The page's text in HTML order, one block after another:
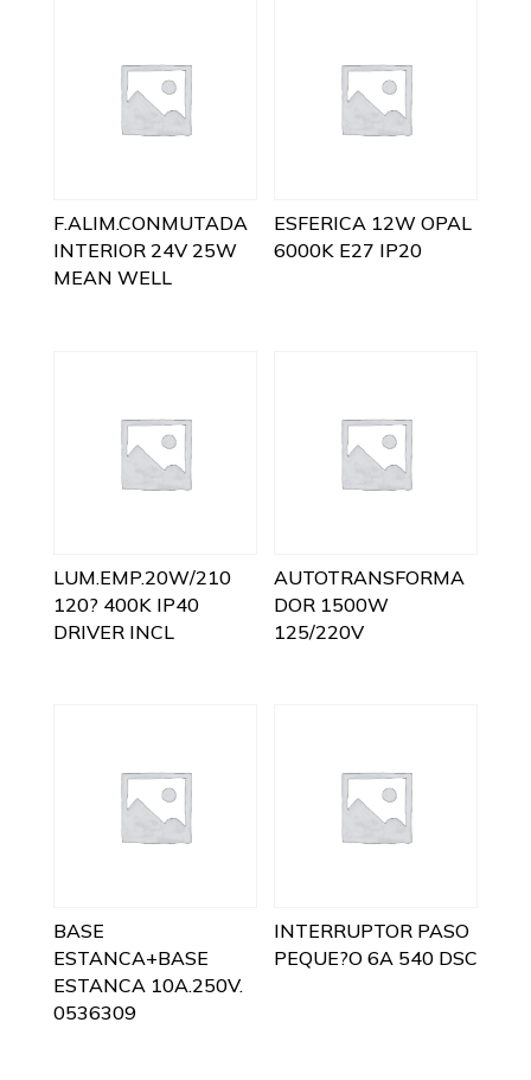
F.ALIM.CONMUTADA
INTERIOR 24V 25W
MEAN WELL
ESFERICA 12W OPAL
6000K E27 IP20
LUM.EMP.20W/210
120? 400K IP40
DRIVER INCL
AUTOTRANSFORMA
DOR 1500W
125/220V
BASE
ESTANCA+BASE
ESTANCA 10A.250V.
0536309
INTERRUPTOR PASO
PEQUE?O 6A 540 DSC